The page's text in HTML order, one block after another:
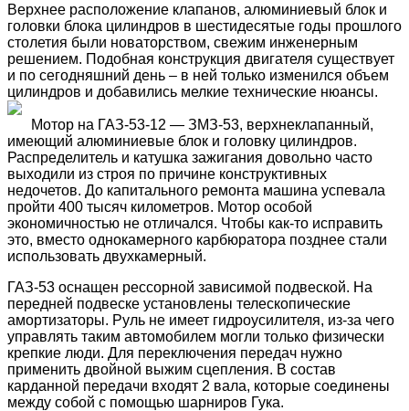
Верхнее расположение клапанов, алюминиевый блок и
головки блока цилиндров в шестидесятые годы прошлого
столетия были новаторством, свежим инженерным
решением. Подобная конструкция двигателя существует
и по сегодняшний день – в ней только изменился объем
цилиндров и добавились мелкие технические нюансы.
Мотор на ГАЗ-53-12 — ЗМЗ-53, верхнеклапанный,
имеющий алюминиевые блок и головку цилиндров.
Распределитель и катушка зажигания довольно часто
выходили из строя по причине конструктивных
недочетов. До капитального ремонта машина успевала
пройти 400 тысяч километров. Мотор особой
экономичностью не отличался. Чтобы как-то исправить
это, вместо однокамерного карбюратора позднее стали
использовать двухкамерный.
ГАЗ-53 оснащен рессорной зависимой подвеской. На
передней подвеске установлены телескопические
амортизаторы. Руль не имеет гидроусилителя, из-за чего
управлять таким автомобилем могли только физически
крепкие люди. Для переключения передач нужно
применить двойной выжим сцепления. В состав
карданной передачи входят 2 вала, которые соединены
между собой с помощью шарниров Гука.